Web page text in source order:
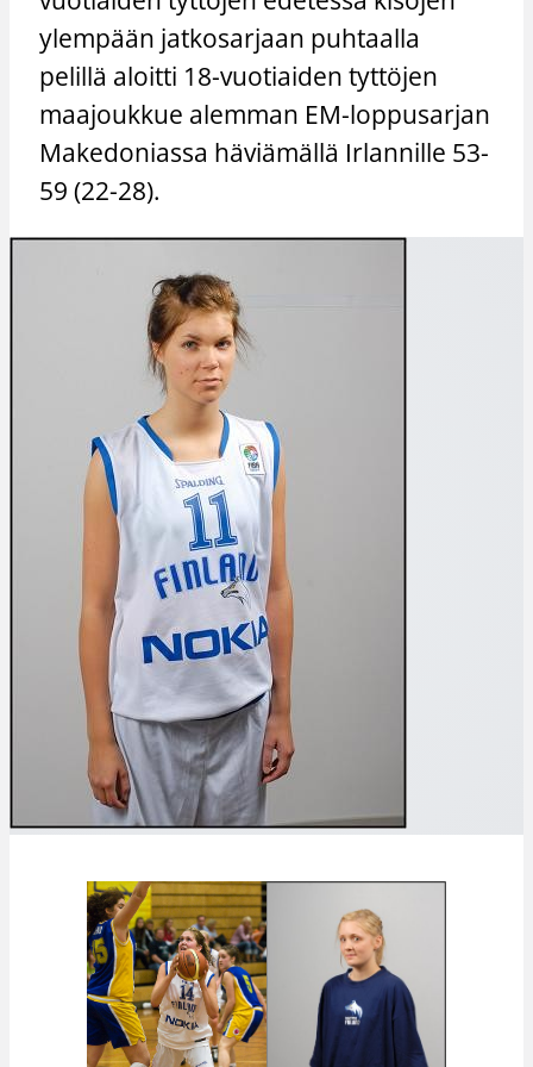
ylempään jatkosarjaan puhtaalla
pelillä aloitti 18-vuotiaiden tyttöjen
maajoukkue alemman EM-loppusarjan
Makedoniassa häviämällä Irlannille 53-
59 (22-28).